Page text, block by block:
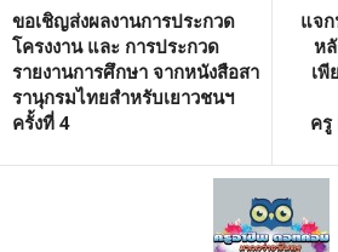
ขอเชิญส่งผลงานการประกวด
โครงงาน และ การประกวด
รายงานการศึกษา จากหนังสือสา
รานุกรมไทยสําหรับเยาวชนฯ
ครั้งที่ 4
แจก
ห
เพี
ครู